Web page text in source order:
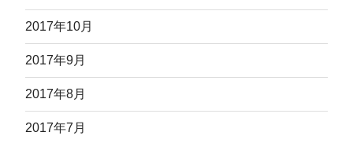
2017年10月
2017年9月
2017年8月
2017年7月